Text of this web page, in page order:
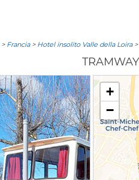
> Francia> Hotel insolito Valle della Loira>
+
−